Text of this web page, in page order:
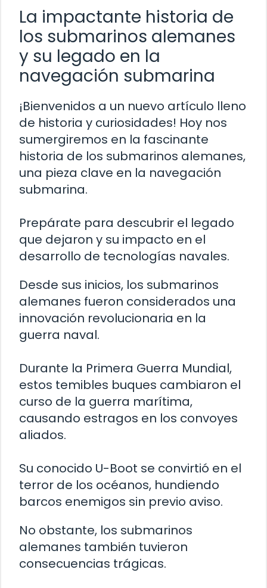
La impactante historia de
los submarinos alemanes
y su legado en la
navegación submarina
¡Bienvenidos a un nuevo artículo lleno
de historia y curiosidades! Hoy nos
sumergiremos en la fascinante
historia de los submarinos alemanes,
una pieza clave en la navegación
submarina.
Prepárate para descubrir el legado
que dejaron y su impacto en el
desarrollo de tecnologías navales.
Desde sus inicios, los submarinos
alemanes fueron considerados una
innovación revolucionaria en la
guerra naval.
Durante la Primera Guerra Mundial,
estos temibles buques cambiaron el
curso de la guerra marítima,
causando estragos en los convoyes
aliados.
Su conocido U-Boot se convirtió en el
terror de los océanos, hundiendo
barcos enemigos sin previo aviso.
No obstante, los submarinos
alemanes también tuvieron
consecuencias trágicas.